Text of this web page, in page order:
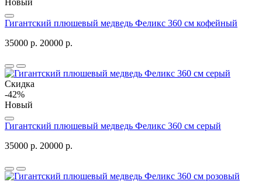
Новый
Гигантский плюшевый медведь Феликс 360 см кофейный
35000 р. 20000 р.
Скидка
-42%
Новый
Гигантский плюшевый медведь Феликс 360 см серый
35000 р. 20000 р.